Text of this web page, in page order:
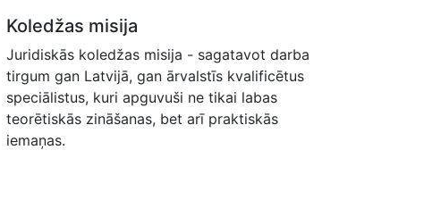
Koledžas misija
Juridiskās koledžas misija - sagatavot darba
tirgum gan Latvijā, gan ārvalstīs kvalificētus
speciālistus, kuri apguvuši ne tikai labas
teorētiskās zināšanas, bet arī praktiskās
iemaņas.